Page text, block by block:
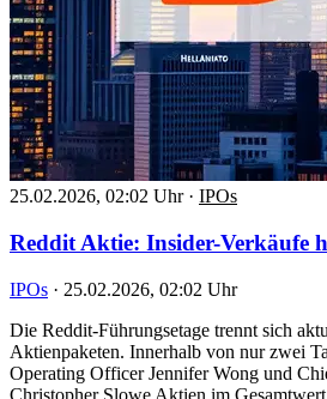
25.02.2026, 02:02 Uhr · IPOs
Reddit Aktie: Insider-Verkäufe
IPOs · 25.02.2026, 02:02 Uhr
Die Reddit-Führungsetage trennt sich
Aktienpaketen. Innerhalb von nur zwei
Operating Officer Jennifer Wong und
Christopher Slowe Aktien im